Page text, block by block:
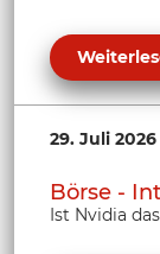
29. Juli 2026
Börse -
Ist Nvidia